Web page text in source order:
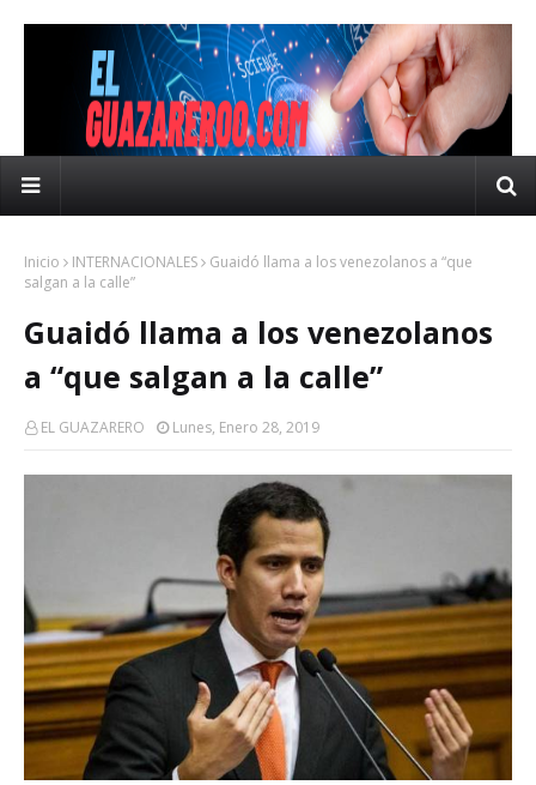
Inicio INTERNACIONALES
Guaidó llama a los venezolanos a “que
salgan a la calle”
Guaidó llama a los venezolanos
a “que salgan a la calle”
EL GUAZARERO Lunes, Enero 28, 2019